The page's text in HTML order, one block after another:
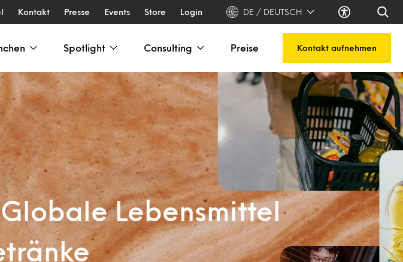
Kontakt Presse Events Store Login DE / DEUTSCH
Spotlight Consulting Preise Kontakt aufnehmen
Lebensmittel